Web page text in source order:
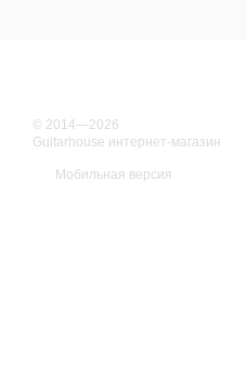
© 2014—2026
Guitarhouse интернет-магазин
Мобильная версия